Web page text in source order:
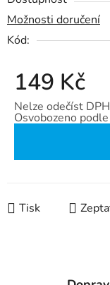
Možnosti doručení
Kód:
149 Kč
Nelze odečíst DPH
Osvobozeno
Tisk